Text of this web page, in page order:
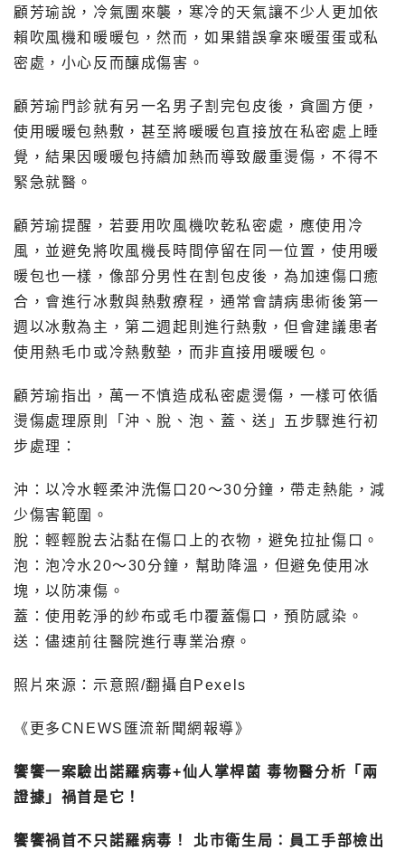
顧芳瑜說，冷氣團來襲，寒冷的天氣讓不少人更加依
賴吹風機和暖暖包，然而，如果錯誤拿來暖蛋蛋或私
密處，小心反而釀成傷害。
顧芳瑜門診就有另一名男子割完包皮後，貪圖方便，
使用暖暖包熱敷，甚至將暖暖包直接放在私密處上睡
覺，結果因暖暖包持續加熱而導致嚴重燙傷，不得不
緊急就醫。
顧芳瑜提醒，若要用吹風機吹乾私密處，應使用冷
風，並避免將吹風機長時間停留在同一位置，使用暖
暖包也一樣，像部分男性在割包皮後，為加速傷口癒
合，會進行冰敷與熱敷療程，通常會請病患術後第一
週以冰敷為主，第二週起則進行熱敷，但會建議患者
使用熱毛巾或冷熱敷墊，而非直接用暖暖包。
顧芳瑜指出，萬一不慎造成私密處燙傷，一樣可依循
燙傷處理原則「沖、脫、泡、蓋、送」五步驟進行初
步處理：
沖：以冷水輕柔沖洗傷口20～30分鐘，帶走熱能，減
少傷害範圍。
脫：輕輕脫去沾黏在傷口上的衣物，避免拉扯傷口。
泡：泡冷水20～30分鐘，幫助降溫，但避免使用冰
塊，以防凍傷。
蓋：使用乾淨的紗布或毛巾覆蓋傷口，預防感染。
送：儘速前往醫院進行專業治療。
照片來源：示意照/翻攝自Pexels
《更多CNEWS匯流新聞網報導》
饗饗一案驗出諾羅病毒+仙人掌桿菌 毒物醫分析「兩
證據」禍首是它！
饗饗禍首不只諾羅病毒！ 北市衛生局：員工手部檢出